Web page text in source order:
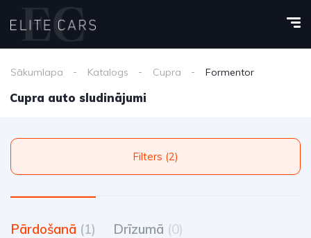
Sākumlapa Katalogs Cupra Formentor
Cupra auto sludinājumi
Filters (2)
Pārdošanā (1) Drīzumā (0)